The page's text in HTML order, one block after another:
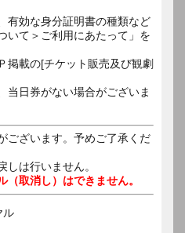
有効な身分証明書の種類など
いて＞ご利用にあたって」を
載の[チケット販売及び観劇
日券がない場合がございま
ございます。予めご了承くだ
しは行いません。
（取消し）はできません。
ル